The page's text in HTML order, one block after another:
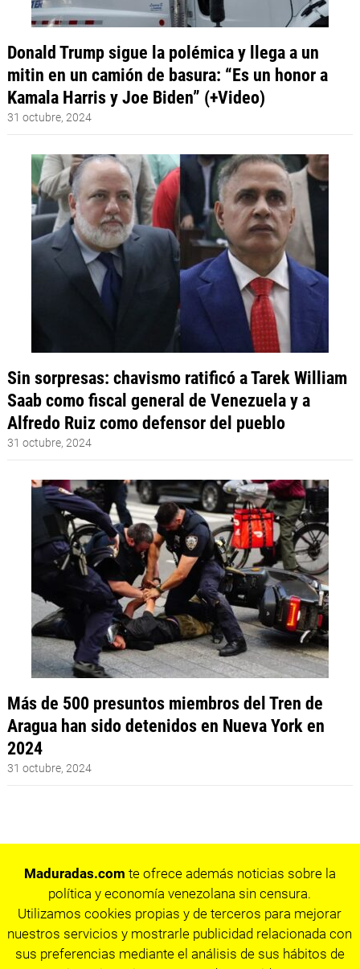
Donald Trump sigue la polémica y llega a un
mitin en un camión de basura: “Es un honor a
Kamala Harris y Joe Biden” (+Video)
31 octubre, 2024
Sin sorpresas: chavismo ratificó a Tarek William
Saab como fiscal general de Venezuela y a
Alfredo Ruiz como defensor del pueblo
31 octubre, 2024
Más de 500 presuntos miembros del Tren de
Aragua han sido detenidos en Nueva York en
2024
31 octubre, 2024
Maduradas.com te ofrece además noticias sobre la
política y economía venezolana sin censura.
Utilizamos cookies propias y de terceros para mejorar
nuestros servicios y mostrarle publicidad relacionada con
sus preferencias mediante el análisis de sus hábitos de